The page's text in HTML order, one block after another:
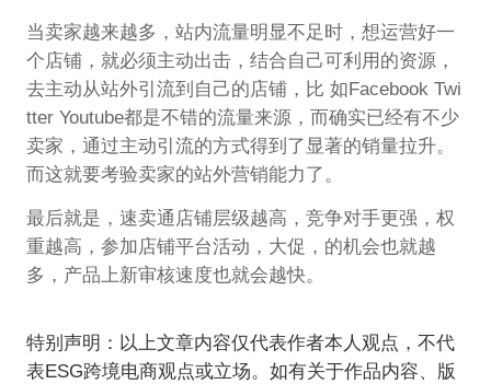
当卖家越来越多，站内流量明显不足时，想运营好一
个店铺，就必须主动出击，结合自己可利用的资源，
去主动从站外引流到自己的店铺，比 如Facebook Twi
tter Youtube都是不错的流量来源，而确实已经有不少
卖家，通过主动引流的方式得到了显著的销量拉升。
而这就要考验卖家的站外营销能力了。
最后就是，速卖通店铺层级越高，竞争对手更强，权
重越高，参加店铺平台活动，大促，的机会也就越
多，产品上新审核速度也就会越快。
特别声明：以上文章内容仅代表作者本人观点，不代
表ESG跨境电商观点或立场。如有关于作品内容、版